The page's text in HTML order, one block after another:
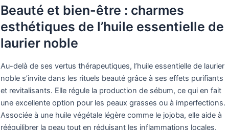
Beauté et bien-être : charmes
esthétiques de l’huile essentielle de
laurier noble
Au-delà de ses vertus thérapeutiques, l’huile essentielle de laurier
noble s’invite dans les rituels beauté grâce à ses effets purifiants
et revitalisants. Elle régule la production de sébum, ce qui en fait
une excellente option pour les peaux grasses ou à imperfections.
Associée à une huile végétale légère comme le jojoba, elle aide à
rééquilibrer la peau tout en réduisant les inflammations locales.